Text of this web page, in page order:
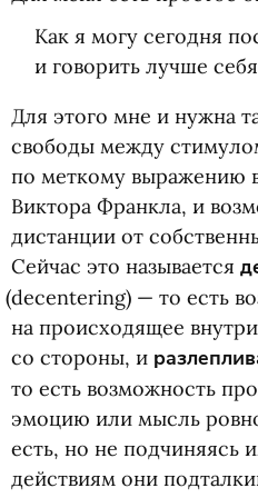
Как я могу сегодня
и говорить лучше
Для этого мне и нужна
свободы между
по меткому выражению
Виктора Франкла, и
дистанции от
Сейчас это называется
(decentering) — то есть
на происходящее
со стороны, и
то есть возможность
эмоцию или мысль
есть, но не подчиняясь
действиям они